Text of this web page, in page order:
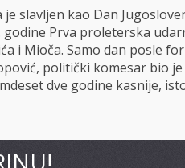
je slavljen kao Dan
godine Prva proleterska
i Mioča. Samo dan posle
politički komesar bio
dve godine kasnije,